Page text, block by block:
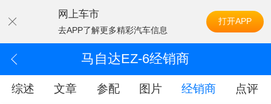
网上车市
去APP了解更多精彩汽车信息
打开APP
马自达EZ-6经销商
综述 文章 参配 图片 经销商 点评